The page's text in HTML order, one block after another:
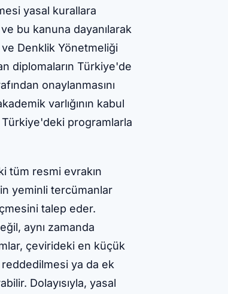
yasal kurallara
bu kanuna dayanılarak
ve Denklik Yönetmeliği
diplomaların Türkiye'de
onaylanmasını
varlığının kabul
programlarla
tüm resmi evrakın
yeminli tercümanlar
talep eder.
aynı zamanda
çevirideki en küçük
ya da ek
Dolayısıyla, yasal